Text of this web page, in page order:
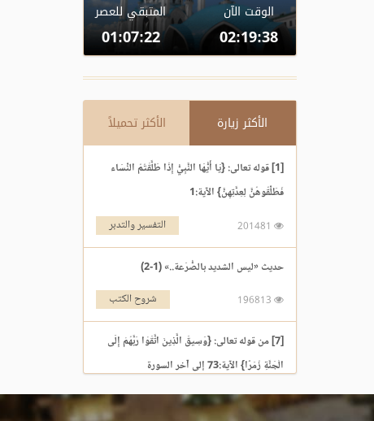
الوقت الآن
02:19:38
المتبقي للعصر
01:07:22
الأكثر زيارة الأكثر تحميلاً
[1] قوله تعالى: {يَا أَيُّهَا النَّبِيُّ إِذَا طَلَّقْتُمُ النِّسَاء
فَطَلِّقُوهُنَّ لِعِدَّتِهِنَّ} الآية:1
التفسير والتدبر
حديث «ليس الشديد بالصُّرَعة..» (1-2)
شروح الكتب
[7] من قوله تعالى: {وَسِيقَ الَّذِينَ اتَّقَوْا رَبَّهُمْ إِلَى
الْجَنَّةِ زُمَرًا} الآية:73 إلى آخر السورة
التفسير والتدبر